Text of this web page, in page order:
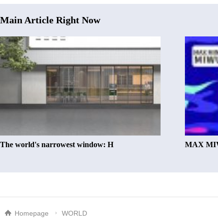
Main Article Right Now
The world's narrowest window: H MAX
Homepage WORLD